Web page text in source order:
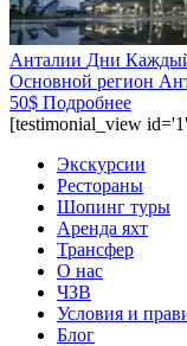
Анталии Дни
Основной регион
50$ Подробнее
[testimonial_view
Экскурсии
Рестораны
Шопинг туры
Аренда яхт
Трансфер
О нас
ЧЗВ
Условия и
Блог